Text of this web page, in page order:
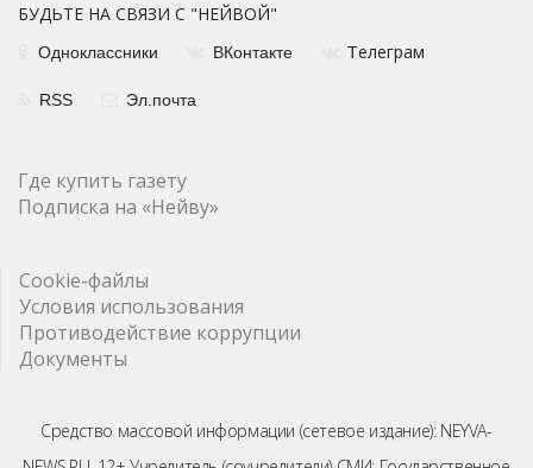
БУДЬТЕ НА СВЯЗИ С "НЕЙВОЙ"
Одноклассники ВКонтакте Телеграм
RSS Эл.почта
Где купить газету
Подписка на «Нейву»
Cookie-файлы
Условия использования
Противодействие коррупции
Документы
Средство массовой информации (сетевое издание): NEYVA-